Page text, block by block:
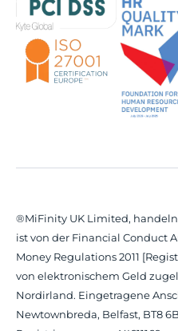
®MiFinity UK Limited,
ist von der Financial Conduct
Money Regulations 2011
von elektronischem Geld
Nordirland. Eingetragene
Newtownbreda, Belfast, BT8